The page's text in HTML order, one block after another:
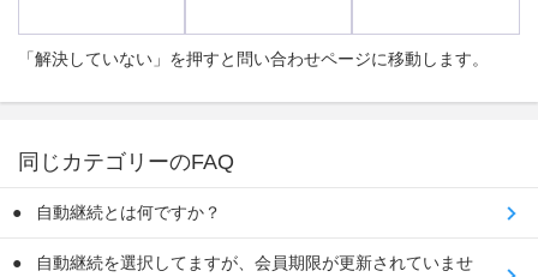
「解決していない」を押すと問い合わせページに移動します。
同じカテゴリーのFAQ
自動継続とは何ですか？
自動継続を選択してますが、会員期限が更新されていませ